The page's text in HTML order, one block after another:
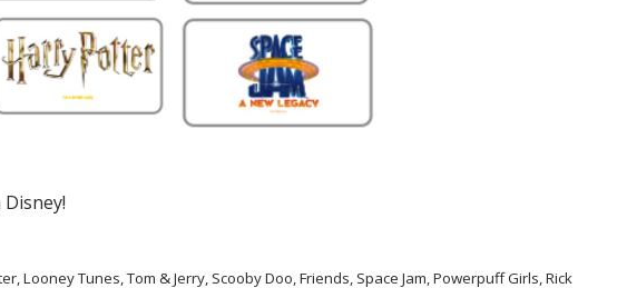
Tunes, Tom & Jerry, Scooby Doo, Friends, Space Jam, Powerpuff Girls, Rick